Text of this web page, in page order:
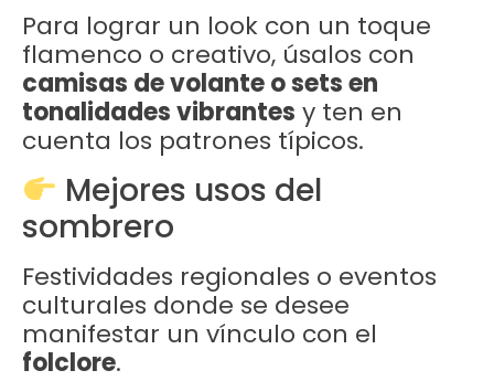
Para lograr un look con un toque
flamenco o creativo, úsalos con
camisas de volante o sets en
tonalidades vibrantes y ten en
cuenta los patrones típicos.
Mejores usos del
sombrero
Festividades regionales o eventos
culturales donde se desee
manifestar un vínculo con el
folclore.